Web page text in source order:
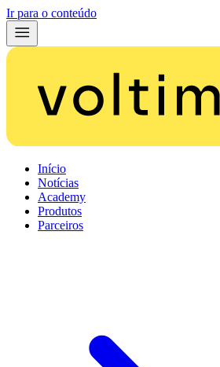
Ir para o conteúdo
Início
Notícias
Academy
Produtos
Parceiros